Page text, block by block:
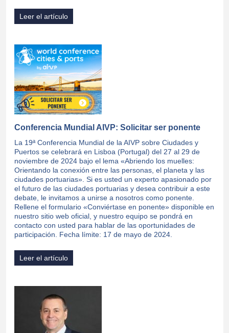
Leer el artículo
Conferencia Mundial AIVP: Solicitar ser ponente
La 19ª Conferencia Mundial de la AIVP sobre Ciudades y
Puertos se celebrará en Lisboa (Portugal) del 27 al 29 de
noviembre de 2024 bajo el lema «Abriendo los muelles:
Orientando la conexión entre las personas, el planeta y las
ciudades portuarias». Si es usted un experto apasionado por
el futuro de las ciudades portuarias y desea contribuir a este
debate, le invitamos a unirse a nosotros como ponente.
Rellene el formulario «Conviértase en ponente» disponible en
nuestro sitio web oficial, y nuestro equipo se pondrá en
contacto con usted para hablar de las oportunidades de
participación. Fecha límite: 17 de mayo de 2024.
Leer el artículo